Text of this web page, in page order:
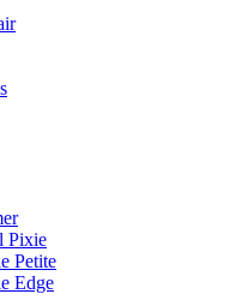
Pixie
Petite
Edge